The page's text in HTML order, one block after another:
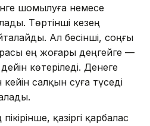
шомылуға немесе
Төртінші кезең
Ал бесінші, соңғы
ең жоғары деңгейге —
көтеріледі. Денеге
салқын суға түседі
қазіргі қарбалас